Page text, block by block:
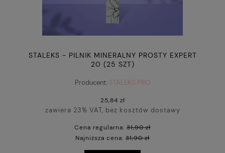
STALEKS - PILNIK MINERALNY PROSTY EXPERT
20 (25 SZT)
Producent: STALEKS PRO
25,84 zł
zawiera 23% VAT, bez kosztów dostawy
Cena regularna: 31,90 zł
Najniższa cena: 31,90 zł